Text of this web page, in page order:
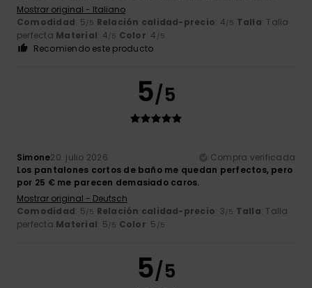
Mostrar original - Italiano
Comodidad: 5/5 Relación calidad-precio: 4/5 Talla: Talla
perfecta Material: 4/5 Color: 4 /5
Recomiendo este producto
5/5
Simone20. julio 2026
Compra verificada
Los pantalones cortos de baño me quedan perfectos, pero
por 25 € me parecen demasiado caros.
Mostrar original - Deutsch
Comodidad: 5/5 Relación calidad-precio: 3/5 Talla: Talla
perfecta Material: 5/5 Color: 5 /5
5/5